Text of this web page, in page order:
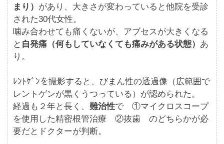
まり） があり、大きさが変わっていると他院を受診
された30代女性。
噛み合わせても痛くないが、アブセスが大きくなる
と 自発痛（何もしていなくても痛みがある状態） あ
り。
ﾚﾝﾄｹﾞﾝを撮影すると、びまん性の透過像（広範囲で
レントゲンが黒くうつっている）が認められた。
経過も２年と長く、難治性で ①マイクロスコープ
を使用した精密根管治療 ②抜歯 のどちらかが必
要だとドクターが判断。